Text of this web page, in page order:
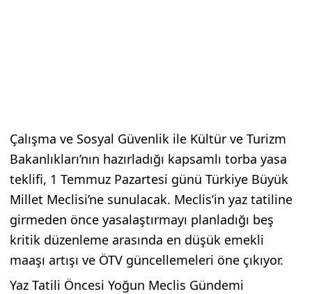
Çalışma ve Sosyal Güvenlik ile Kültür ve Turizm
Bakanlıkları’nın hazırladığı kapsamlı torba yasa
teklifi, 1 Temmuz Pazartesi günü Türkiye Büyük
Millet Meclisi’ne sunulacak. Meclis’in yaz tatiline
girmeden önce yasalaştırmayı planladığı beş
kritik düzenleme arasında en düşük emekli
maaşı artışı ve ÖTV güncellemeleri öne çıkıyor.
Yaz Tatili Öncesi Yoğun Meclis Gündemi